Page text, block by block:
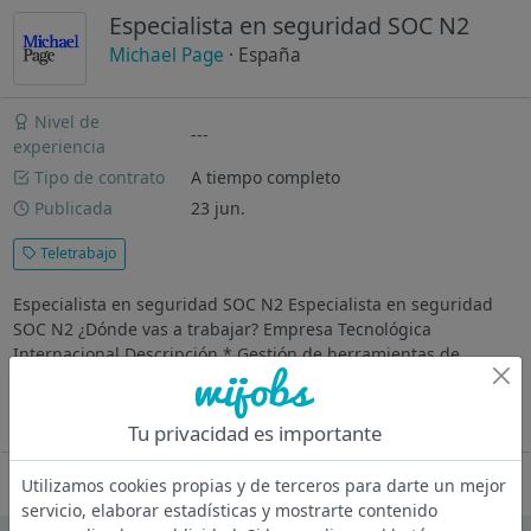
Especialista en seguridad SOC N2
Michael Page · España
Nivel de
experiencia
---
Tipo de contrato
A tiempo completo
Publicada
23 jun.
Teletrabajo
Especialista en seguridad SOC N2 Especialista en seguridad
SOC N2 ¿Dónde vas a trabajar? Empresa Tecnológica
Internacional Descripción * Gestión de herramientas de
Ciberseguridad * Investigar, procedimentar y escalar alertas e
Oferta desactivada
Tu privacidad es importante
Utilizamos cookies propias y de terceros para darte un mejor
servicio, elaborar estadísticas y mostrarte contenido